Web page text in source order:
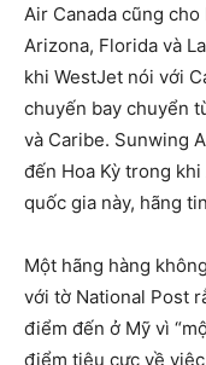
Air Canada cũng
Arizona, Florida và
khi WestJet nói với
chuyến bay chuyển
và Caribe. Sunwing
đến Hoa Kỳ trong
quốc gia này, hãng
Một hãng hàng
với tờ National Post
điểm đến ở Mỹ vì
điểm tiêu cực về việc